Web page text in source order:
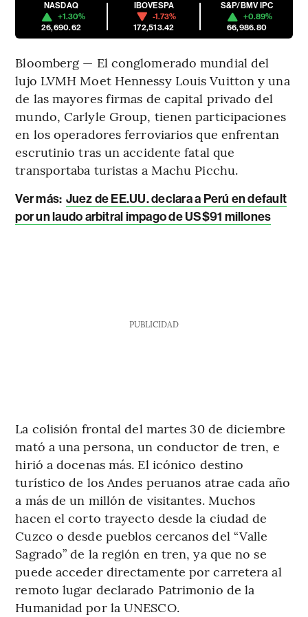
NASDAQ
+1.30%
26,690.62
IBOVESPA
-1.73%
172,513.42
S&P/BMV IPC
+0.89%
66,986.80
Bloomberg — El conglomerado mundial del
lujo LVMH Moet Hennessy Louis Vuitton y una
de las mayores firmas de capital privado del
mundo, Carlyle Group, tienen participaciones
en los operadores ferroviarios que enfrentan
escrutinio tras un accidente fatal que
transportaba turistas a Machu Picchu.
Ver más: Juez de EE.UU. declara a Perú en default
por un laudo arbitral impago de US$91 millones
PUBLICIDAD
La colisión frontal del martes 30 de diciembre
mató a una persona, un conductor de tren, e
hirió a docenas más. El icónico destino
turístico de los Andes peruanos atrae cada año
a más de un millón de visitantes. Muchos
hacen el corto trayecto desde la ciudad de
Cuzco o desde pueblos cercanos del “Valle
Sagrado” de la región en tren, ya que no se
puede acceder directamente por carretera al
remoto lugar declarado Patrimonio de la
Humanidad por la UNESCO.